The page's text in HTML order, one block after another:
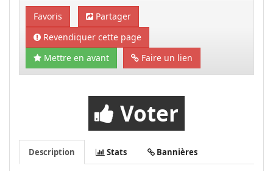
Favoris
Partager
Revendiquer cette page
Mettre en avant
Faire un lien
Voter
Description Stats Bannières